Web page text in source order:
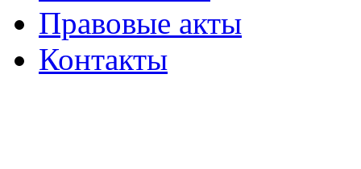
Правовые акты
Контакты